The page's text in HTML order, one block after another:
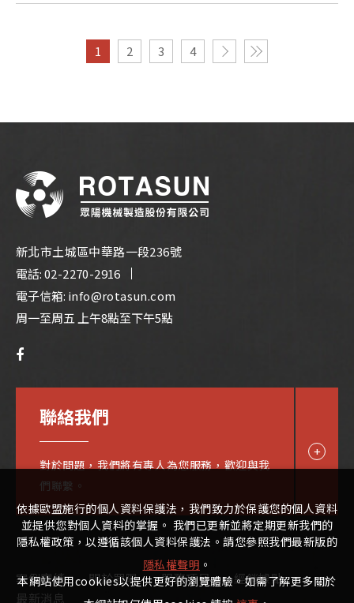
1 2 3 4
新北市土城區中華路一段236號
電話:02-2270-2916
電子信箱: info@rotasun.com
周一至周五 上午8點至下午5點
聯絡我們
對於問題，我們將有專人為您服務，歡迎與我
們聯繫。
案例實績 關於眾陽 服務項目
經銷據點
最新消息
依據歐盟施行的個人資料保護法，我們致力於保護您的個人資料
並提供您對個人資料的掌握。 我們已更新並將定期更新我們的
隱私權政策，以遵循該個人資料保護法。請您參照我們最新版的
隱私權聲明 。
本網站使用cookies以提供更好的瀏覽體驗。如需了解更多關於